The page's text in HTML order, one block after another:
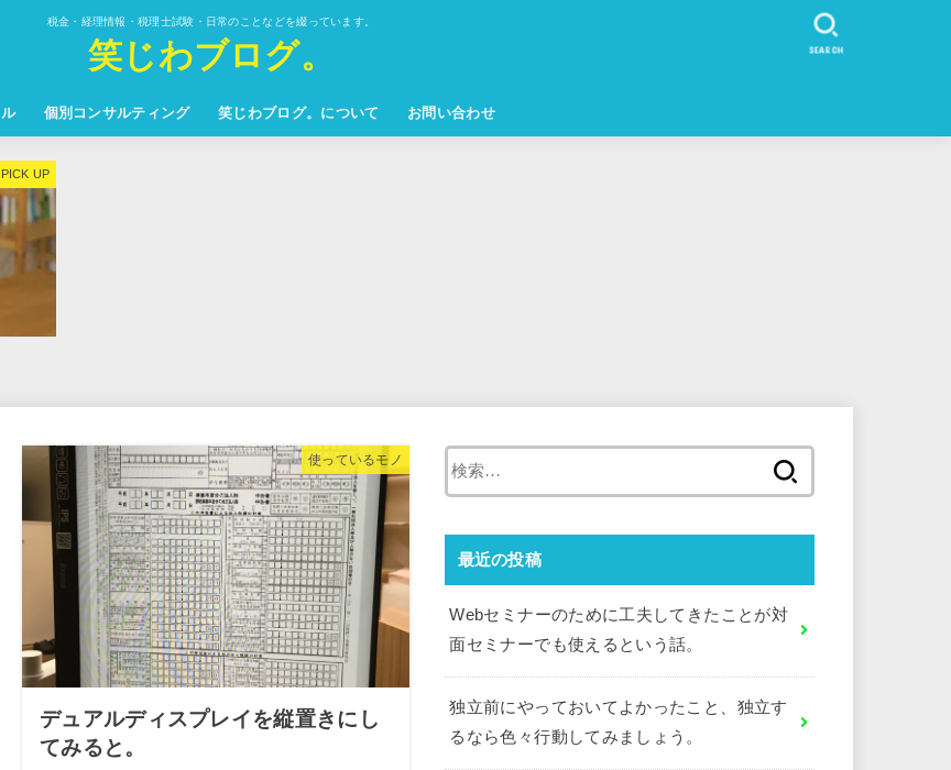
税金・経理情報・税理士試験・日常のことなどを綴っています。
笑じわブログ。
個別コンサルティング 笑じわブログ。について お問い合わせ
SEARCH
使っているモノ
デュアルディスプレイを縦置きにし
てみると。
最近の投稿
Webセミナーのために工夫してきたことが対
面セミナーでも使えるという話。
独立前にやっておいてよかったこと、独立す
るなら色々行動してみましょう。